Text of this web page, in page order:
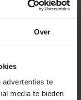
Over
advertenties te
media te bieden